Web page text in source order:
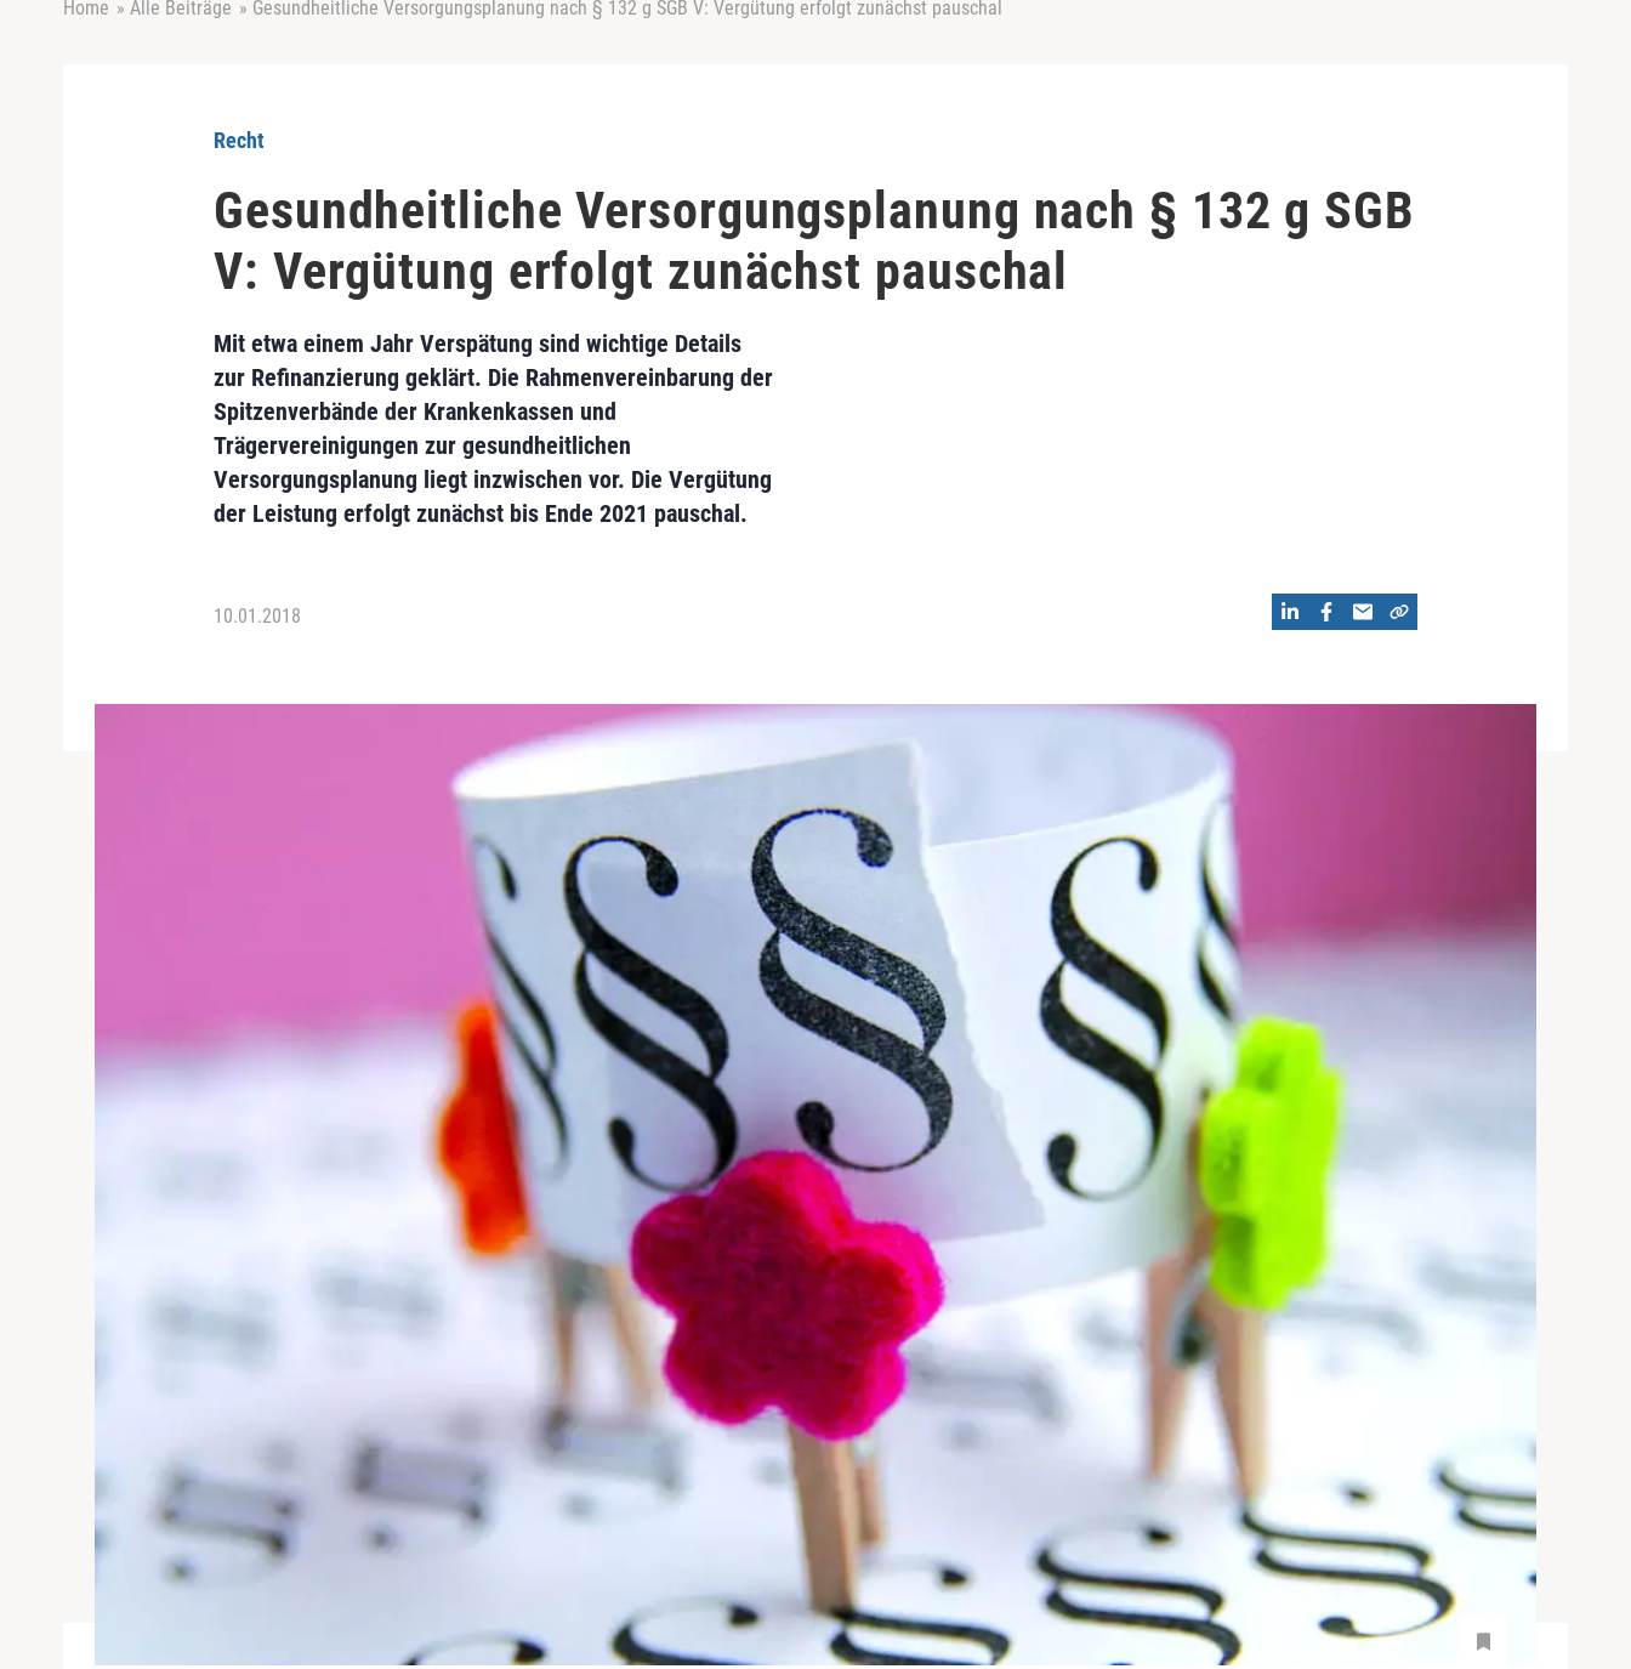
Home » Alle Beiträge » Gesundheitliche Versorgungsplanung nach § 132 g SGB V: Vergütung erfolgt zunächst pauschal
Recht
Gesundheitliche Versorgungsplanung nach § 132 g SGB
V: Vergütung erfolgt zunächst pauschal
Mit etwa einem Jahr Verspätung sind wichtige Details
zur Refinanzierung geklärt. Die Rahmenvereinbarung der
Spitzenverbände der Krankenkassen und
Trägervereinigungen zur gesundheitlichen
Versorgungsplanung liegt inzwischen vor. Die Vergütung
der Leistung erfolgt zunächst bis Ende 2021 pauschal.
10.01.2018